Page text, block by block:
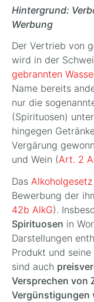
Hintergrund:
Werbung
Der Vertrieb von
wird in der
gebrannten
Name bereits
nur die
(Spirituosen)
hingegen
Vergärung
und Wein (Art. 2
Das Alkoholgesetz
Bewerbung der
42b AlkG).
Spirituosen in
Darstellungen
Produkt und
sind auch
Versprechen von
Vergünstigungen